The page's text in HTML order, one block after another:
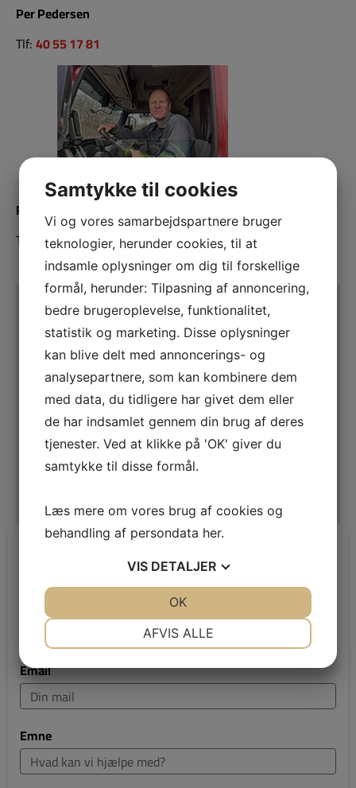
Kontakt os
Navn
Email
Emne
Per Pedersen
Tlf:40 55 17 81
Finn Pedersen
Tlf:
40 53 17 81
Samtykke til cookies
Vi og vores samarbejdspartnere bruger
teknologier, herunder cookies, til at
indsamle oplysninger om dig til forskellige
formål, herunder: Tilpasning af annoncering,
bedre brugeroplevelse, funktionalitet,
statistik og marketing. Disse oplysninger
kan blive delt med annoncerings- og
analysepartnere, som kan kombinere dem
med data, du tidligere har givet dem eller
de har indsamlet gennem din brug af deres
tjenester. Ved at klikke på 'OK' giver du
samtykke til disse formål.
Læs mere om vores brug af cookies og
behandling af persondata her.
VIS DETALJER
MARKETING STATISTIK
AFVIS ALLE
OK